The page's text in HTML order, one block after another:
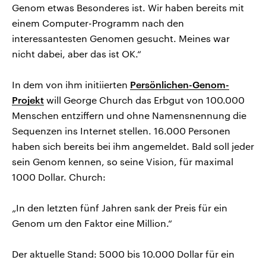
Genom etwas Besonderes ist. Wir haben bereits mit
einem Computer-Programm nach den
interessantesten Genomen gesucht. Meines war
nicht dabei, aber das ist OK.“
In dem von ihm initiierten Persönlichen-Genom-
Projekt will George Church das Erbgut von 100.000
Menschen entziffern und ohne Namensnennung die
Sequenzen ins Internet stellen. 16.000 Personen
haben sich bereits bei ihm angemeldet. Bald soll jeder
sein Genom kennen, so seine Vision, für maximal
1000 Dollar. Church:
„In den letzten fünf Jahren sank der Preis für ein
Genom um den Faktor eine Million.“
Der aktuelle Stand: 5000 bis 10.000 Dollar für ein